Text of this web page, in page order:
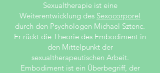
Sexualtherapie ist eine
Weiterentwicklung des Sexocorporel
durch den Psychologen Michael Sztenc.
Er rückt die Theorie des Embodiment in
den Mittelpunkt der
sexualtherapeutischen Arbeit.
Embodiment ist ein Überbegriff, der